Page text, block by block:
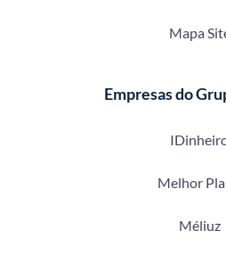
Mapa
Empresas do
Melhor
Méliuz